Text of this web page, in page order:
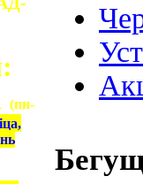
(пн-